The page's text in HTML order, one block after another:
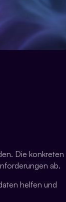
Die konkreten
ab.
helfen und